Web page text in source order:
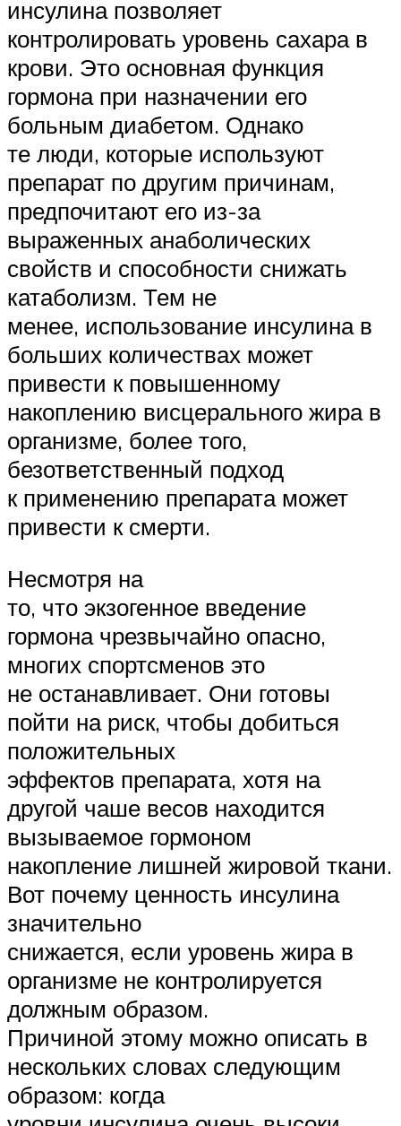
инсулина позволяет
контролировать уровень сахара в
крови. Это основная функция
гормона при назначении его
больным диабетом. Однако
те люди, которые используют
препарат по другим причинам,
предпочитают его из-за
выраженных анаболических
свойств и способности снижать
катаболизм. Тем не
менее, использование инсулина в
больших количествах может
привести к повышенному
накоплению висцерального жира в
организме, более того,
безответственный подход
к применению препарата может
привести к смерти.
Несмотря на
то, что экзогенное введение
гормона чрезвычайно опасно,
многих спортсменов это
не останавливает. Они готовы
пойти на риск, чтобы добиться
положительных
эффектов препарата, хотя на
другой чаше весов находится
вызываемое гормоном
накопление лишней жировой ткани.
Вот почему ценность инсулина
значительно
снижается, если уровень жира в
организме не контролируется
должным образом.
Причиной этому можно описать в
нескольких словах следующим
образом: когда